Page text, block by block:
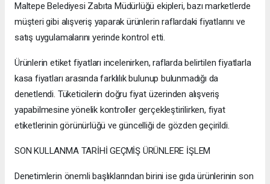
Maltepe Belediyesi Zabıta Müdürlüğü ekipleri, bazı marketlerde
müşteri gibi alışveriş yaparak ürünlerin raflardaki fiyatlarını ve
satış uygulamalarını yerinde kontrol etti.
Ürünlerin etiket fiyatları incelenirken, raflarda belirtilen fiyatlarla
kasa fiyatları arasında farklılık bulunup bulunmadığı da
denetlendi. Tüketicilerin doğru fiyat üzerinden alışveriş
yapabilmesine yönelik kontroller gerçekleştirilirken, fiyat
etiketlerinin görünürlüğü ve güncelliği de gözden geçirildi.
SON KULLANMA TARİHİ GEÇMİŞ ÜRÜNLERE İŞLEM
Denetimlerin önemli başlıklarından birini ise gıda ürünlerinin son